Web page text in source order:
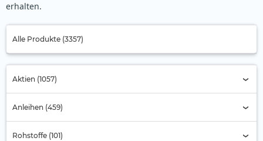
erhalten.
Alle Produkte (3357)
Aktien (1057)
Anleihen (459)
Rohstoffe (101)